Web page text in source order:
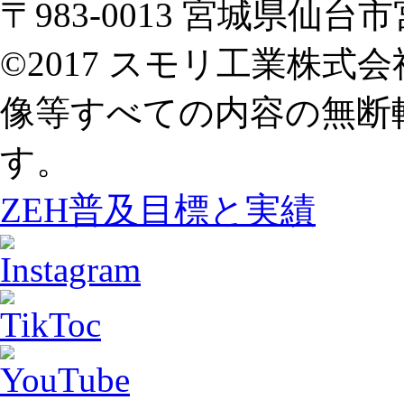
〒983-0013 宮城県仙台
©2017 スモリ工業株式
像等すべての内容の無
す。
ZEH普及目標と実績